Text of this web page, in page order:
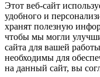
Этот веб-сайт
удобного и
хранят полезную
чтобы мы могли
сайта для вашей
необходимы для
на данный сайт, вы